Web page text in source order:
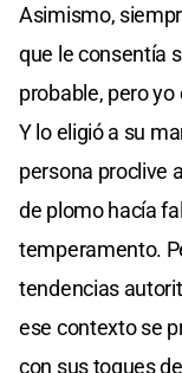
Asimismo,
que le consentía
probable, pero yo
Y lo eligió a su
persona proclive
de plomo hacía
temperamento.
tendencias
ese contexto se
con sus toques